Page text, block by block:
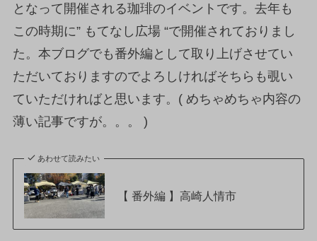
となって開催される珈琲のイベントです。去年も
この時期に” もてなし広場 “で開催されておりまし
た。本ブログでも番外編として取り上げさせてい
ただいておりますのでよろしければそちらも覗い
ていただければと思います。( めちゃめちゃ内容の
薄い記事ですが。。。 )
あわせて読みたい
【 番外編 】高崎人情市